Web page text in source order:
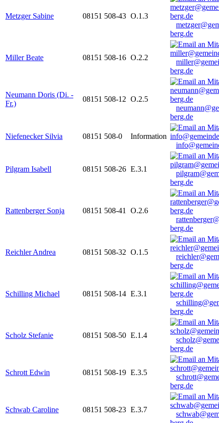
Metzger Sabine 08151 508-43 O.1.3
berg.de
Miller Beate 08151 508-16 O.2.2
berg.de
Neumann Doris (Di. -
Fr.)
08151 508-12 O.2.5
berg.de
Niefenecker Silvia 08151 508-0
Information
Pilgram Isabell 08151 508-26 E.3.1
berg.de
Rattenberger Sonja 08151 508-41
O.2.6
berg.de
Reichler Andrea 08151 508-32 O.1.5
berg.de
Schilling Michael 08151 508-14 E.3.1
berg.de
Scholz Stefanie 08151 508-50 E.1.4
berg.de
Schrott Edwin 08151 508-19 E.3.5
berg.de
Schwab Caroline 08151 508-23 E.3.7